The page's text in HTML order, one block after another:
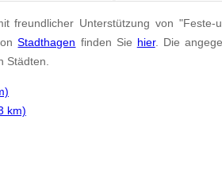
freundlicher Unterstützung von "Feste-
Stadthagen finden Sie hier. Die
Städten.
km)